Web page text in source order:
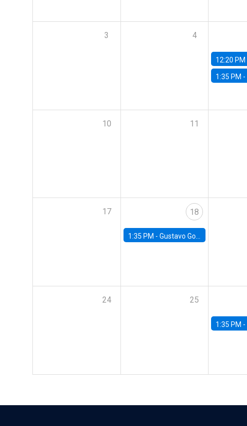
3 4
12:20 PM
1:35 PM -
10 11
17 18
1:35 PM - Gustavo González, Banco Central de Chile
24 25
1:35 PM -